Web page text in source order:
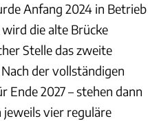
Anfang 2024 in Betrieb
die alte Brücke
Stelle das zweite
der vollständigen
Ende 2027 – stehen dann
vier reguläre